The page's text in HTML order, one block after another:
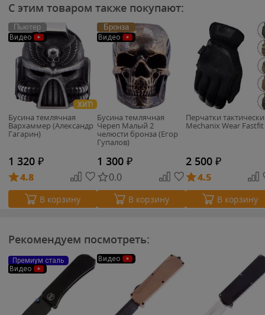
С этим товаром также покупают:
Пьютер
Видео
ХИТ!
Бусина темлячная
Вархаммер (Александр
Гагарин)
1 320 ₽
4.8
В корзину
Бронза
Видео
Бусина темлячная
Череп Малый 2
челюсти бронза (Егор
Гупалов)
1 300 ₽
0.0
В корзину
Перчатки
Mechanix Wear Fastfit
2 500 ₽
4.5
В корзину
Рекомендуем посмотреть:
Премиум сталь
Видео
Видео